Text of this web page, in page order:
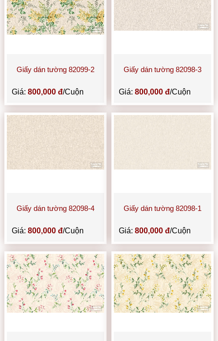
Giấy dán tường 82099-2
Giá:800,000 đ/Cuộn
Giấy dán tường 82098-3
Giá: 800,000 đ/Cuộn
Giấy dán tường 82098-4
Giá:800,000 đ/Cuộn
Giấy dán tường 82098-1
Giá: 800,000 đ/Cuộn